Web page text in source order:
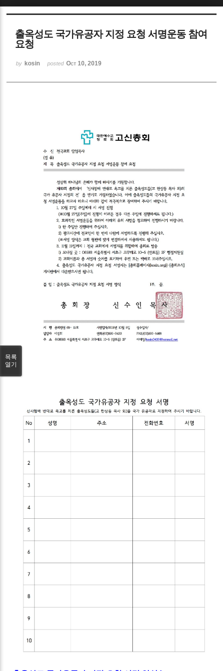
출옥성도 국가유공자 지정 요청 서명운동 참여
요청
by kosin posted Oct 10, 2019
목록
열기
Sketchbook5, 스케치북5